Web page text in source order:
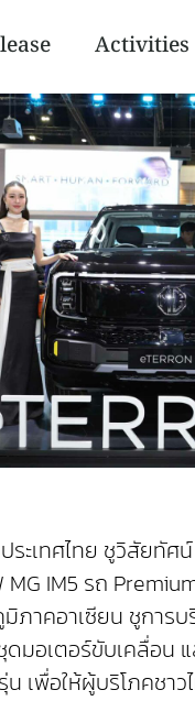
Activities
ะเทศไทย ชูวิสัยทัศ
MG IM5 รถ
ภาคอาเซียน ชูกา
ดมอเตอร์ขับเคลื่อน
พื่อให้ผู้บริโภคชาว